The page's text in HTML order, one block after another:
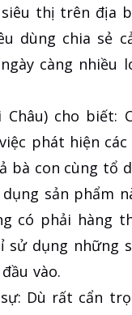
thị trên địa
dùng chia sẻ
càng nhiều
cho biết:
phát hiện các
bà con cùng tổ
sản phẩm
có phải hàng
sử dụng những
vào.
Dù rất cẩn